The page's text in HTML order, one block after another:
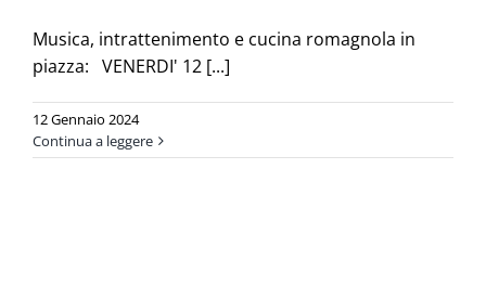
Musica, intrattenimento e cucina romagnola in
piazza: VENERDI' 12 [...]
12 Gennaio 2024
Continua a leggere